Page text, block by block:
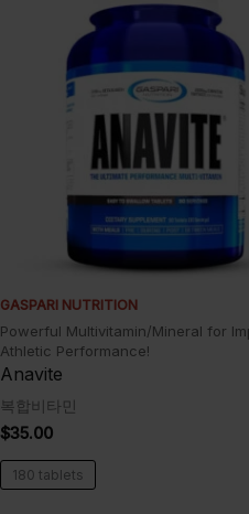
GASPARI NUTRITION
Powerful Multivitamin/Mineral for
Athletic Performance!
Anavite
복합비타민
$35.00
180 tablets